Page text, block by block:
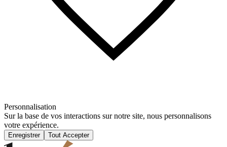
Personnalisation
Sur la base de vos interactions sur notre site, nous personnalisons
votre expérience.
Enregistrer Tout Accepter